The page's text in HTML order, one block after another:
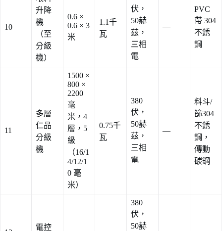
10
升降
機
（至
分級
機）
0.6 ×
0.6 × 3
米
1.1千
瓦
伏，
50赫
茲，
三相
電
—
PVC
帶 304
不銹
鋼
11
多層
仁品
分級
機
1500 ×
800 ×
2200
毫
米，4
層，5
級
（16/1
4/12/1
0 毫
米）
0.75千
瓦
380
伏，
50赫
茲，
三相
電
—
料斗/
篩304
不銹
鋼，
傳動
碳鋼
電控
380
伏，
50赫